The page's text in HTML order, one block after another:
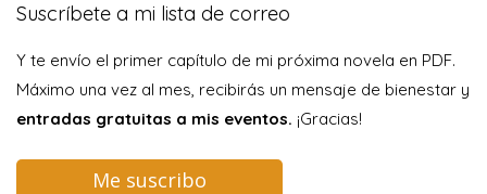
Suscríbete a mi lista de correo
Y te envío el primer capítulo de mi próxima novela en PDF.
Máximo una vez al mes, recibirás un mensaje de bienestar y
entradas gratuitas a mis eventos. ¡Gracias!
Me suscribo